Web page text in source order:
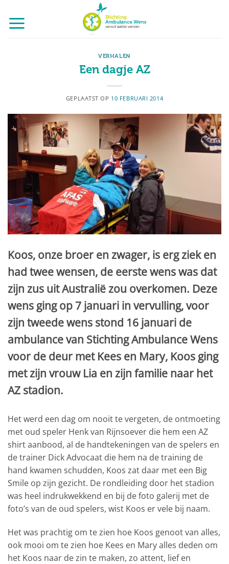
naar
inhoud
VERHALEN
Een dagje AZ
GEPLAATST OP 10 FEBRUARI 2014
Koos, onze broer en zwager, is erg ziek en
had twee wensen, de eerste wens was dat
zijn zus uit Australië zou overkomen. Deze
wens ging op 7 januari in vervulling, voor
zijn tweede wens stond 16 januari de
ambulance van Stichting Ambulance Wens
voor de deur met Kees en Mary, Koos ging
met zijn vrouw Lia en zijn familie naar het
AZ stadion.
Het werd een dag om nooit te vergeten, de ontmoeting
met oud speler Henk van Rijnsoever die hem een AZ
shirt aanbood, al de handtekeningen van de spelers en
de trainer Dick Advocaat die hem na de training de
hand kwamen schudden, Koos zat daar met een Big
Smile op zijn gezicht. De rondleiding door het stadion
was heel indrukwekkend en bij de foto galerij met de
foto’s van de oud spelers, wist Koos er vele bij naam.
Het was prachtig om te zien hoe Koos genoot van alles,
ook mooi om te zien hoe Kees en Mary alles deden om
het Koos naar de zin te maken, zo attent, lief en